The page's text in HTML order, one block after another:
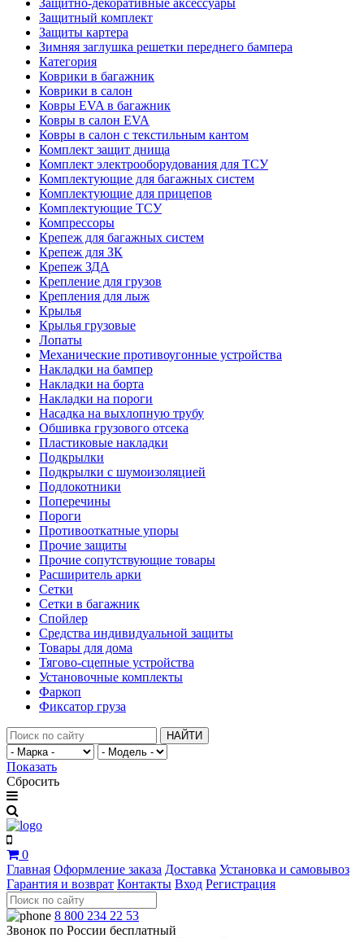
Защитно-декоративные аксессуары
Защитный комплект
Защиты картера
Зимняя заглушка решетки переднего бампера
Категория
Коврики в багажник
Коврики в салон
Ковры EVA в багажник
Ковры в салон EVA
Ковры в салон с текстильным кантом
Комплект защит днища
Комплект электрооборудования для ТСУ
Комплектующие для багажных систем
Комплектующие для прицепов
Комплектующие ТСУ
Компрессоры
Крепеж для багажных систем
Крепеж для ЗК
Крепеж ЗДА
Крепление для грузов
Крепления для лыж
Крылья
Крылья грузовые
Лопаты
Механические противоугонные устройства
Накладки на бампер
Накладки на борта
Накладки на пороги
Насадка на выхлопную трубу
Обшивка грузового отсека
Пластиковые накладки
Подкрылки
Подкрылки с шумоизоляцией
Подлокотники
Поперечины
Пороги
Противооткатные упоры
Прочие защиты
Прочие сопутствующие товары
Расширитель арки
Сетки
Сетки в багажник
Спойлер
Средства индивидуальной защиты
Товары для дома
Тягово-сцепные устройства
Установочные комплекты
Фаркоп
Фиксатор груза
НАЙТИ
Показать
Сбросить
0
Главная Оформление заказа Доставка Установка и самовывоз
Гарантия и возврат Контакты Вход Регистрация
8 800 234 22 53
Звонок по России бесплатный